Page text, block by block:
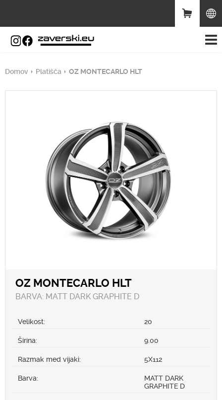
Domov Platišča OZ MONTECARLO HLT
OZ MONTECARLO HLT
BARVA: MATT DARK GRAPHITE D
Velikost: 20
Širina: 9.00
Razmak med vijaki: 5X112
Barva:
MATT DARK
GRAPHITE D